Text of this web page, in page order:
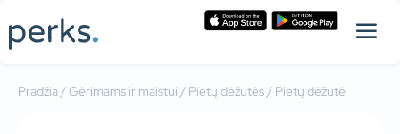
Pradžia/Gėrimams ir maistui / Pietų dėžutės/ Pietų dėžutė